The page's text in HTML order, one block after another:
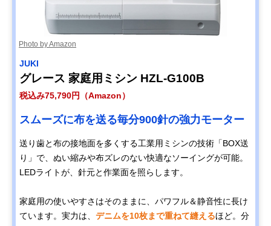
Photo by Amazon
JUKI
グレース 家庭用ミシン HZL-G100B
税込み75,790円（Amazon）
スムーズに布を送る毎分900針の強力モーター
送り歯と布の接地面を多くする工業用ミシンの技術「BOX送
り」で、ぬい縮みや布ズレのない快適なソーイングが可能。
LEDライトが、針元と作業面を照らします。
家庭用の使いやすさはそのままに、パワフル＆静音性に長け
ています。実力は、 デニムを10枚まで重ねて縫えるほど。分